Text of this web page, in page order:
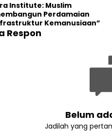
Institute: Muslim
Perdamaian
Kemanusiaan”
Respon
Belum
Jadilah yang